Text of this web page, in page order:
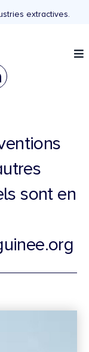
extractives.
sont en